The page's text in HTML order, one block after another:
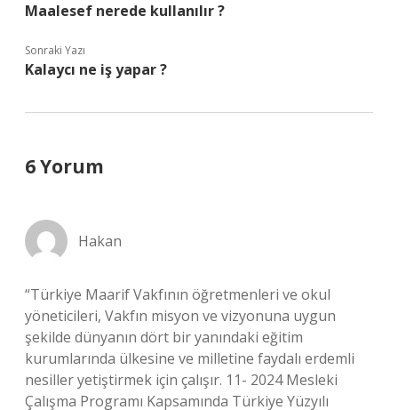
Maalesef nerede kullanılır ?
Sonraki Yazı
Kalaycı ne iş yapar ?
6 Yorum
Hakan
“Türkiye Maarif Vakfının öğretmenleri ve okul
yöneticileri, Vakfın misyon ve vizyonuna uygun
şekilde dünyanın dört bir yanındaki eğitim
kurumlarında ülkesine ve milletine faydalı erdemli
nesiller yetiştirmek için çalışır. 11- 2024 Mesleki
Çalışma Programı Kapsamında Türkiye Yüzyılı